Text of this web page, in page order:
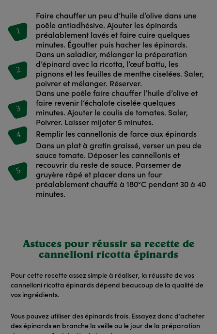
1
Faire chauffer un peu d’huile d’olive dans une
poêle antiadhésive. Ajouter les épinards
préalablement lavés et faire cuire quelques
minutes. Égoutter puis hacher les épinards.
2
Dans un saladier, mélanger la préparation
d’épinard avec la ricotta, l’œuf battu, les
pignons et les feuilles de menthe ciselées. Saler,
poivrer et mélanger. Réserver.
3
Dans une poêle faire chauffer l’huile d’olive et
faire revenir l’échalote ciselée quelques
minutes. Ajouter le coulis de tomates. Saler,
Poivrer. Laisser mijoter 5 minutes.
4 Remplir les cannellonis de farce aux épinards
5
Dans un plat à gratin graissé, verser un peu de
sauce tomate. Déposer les cannellonis et
recouvrir du reste de sauce. Parsemer de
gruyère râpé et placer dans un four
préalablement chauffé à 180°C pendant 30 à 40
minutes.
Astuces pour réussir sa recette de
cannelloni ricotta épinards
Pour cette recette assez simple à réaliser, la réussite de vos
cannelloni ricotta épinards dépend beaucoup de la qualité de
vos ingrédients.
Vous pouvez utiliser des épinards frais. Essayez donc d’acheter
des épinards en branche la veille ou le jour de la préparation